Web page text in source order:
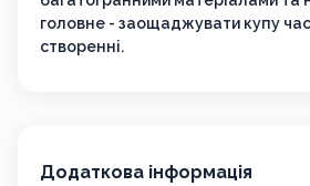
головне - заощаджувати купу
створенні.
Додаткова інформація